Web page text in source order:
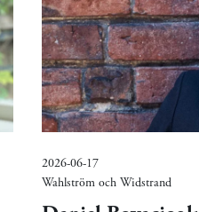
2026-06-17
Wahlström och Widstrand